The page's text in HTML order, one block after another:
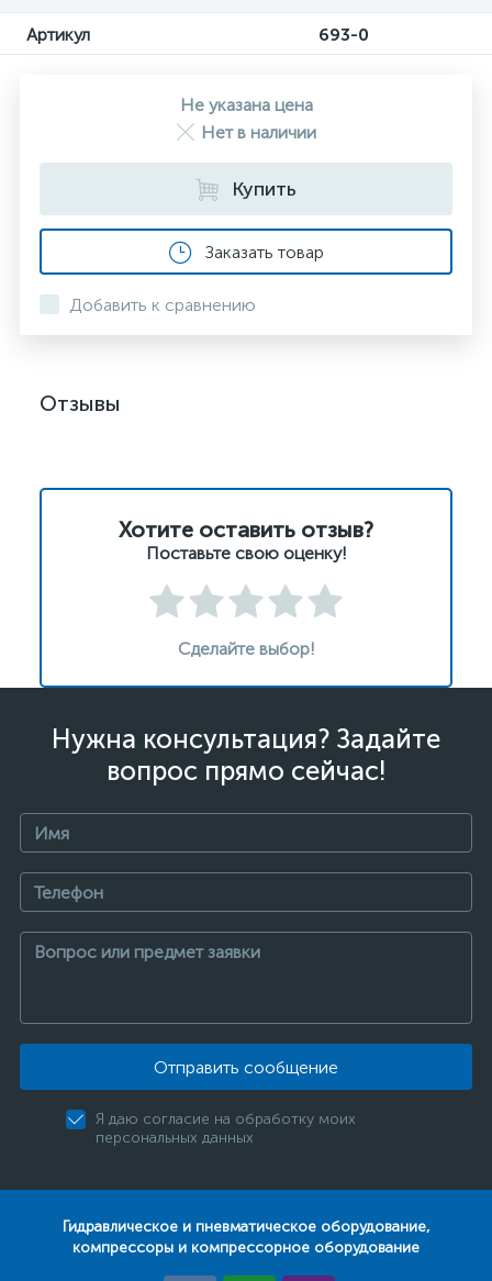
Артикул 693-0
Не указана цена
Нет в наличии
Купить
Заказать товар
Добавить к сравнению
Отзывы
Хотите оставить отзыв?
Поставьте свою оценку!
Сделайте выбор!
Нужна консультация? Задайте
вопрос прямо сейчас!
Отправить сообщение
Я даю согласие на обработку моих
персональных данных
Гидравлическое и пневматическое оборудование,
компрессоры и компрессорное оборудование